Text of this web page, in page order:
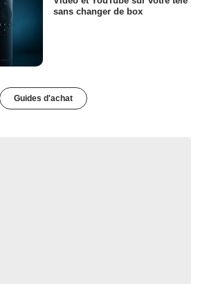
sans changer de box
Guides d'achat